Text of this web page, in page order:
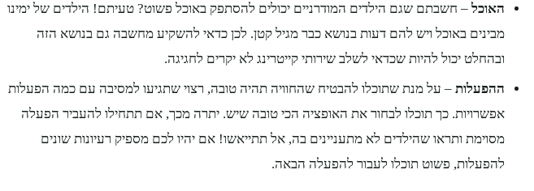
האוכל– חשבתם שגם הילדים המודרניים יכולים להסתפק באוכל פשוט? טעיתם! הילדים של ימינו
מבינים באוכל ויש להם דעות בנושא כבר מגיל קטן. לכן כדאי להשקיע מחשבה גם בנושא הזה
ובהחלט יכול להיות שכדאי לשלב שירותי קייטרינג לא יקרים לחגיגה.
ההפעלות– על מנת שתוכלו להבטיח שהחוויה תהיה טובה, רצוי שתגיעו למסיבה עם כמה הפעלות
אפשרויות. כך תוכלו לבחור את האופציה הכי טובה שיש. יתרה מכך, אם תתחילו להעביר הפעלה
מסוימת ותראו שהילדים לא מתעניינים בה, אל תתייאשו! אם יהיו לכם מספיק רעיונות שונים
להפעלות, פשוט תוכלו לעבור להפעלה הבאה.